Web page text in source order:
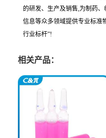
的研发、生产及销售,为制药
信息等众多领域提供专业标准
行业标杆”!
相关产品：